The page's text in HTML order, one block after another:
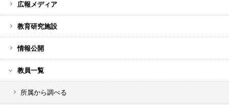
広報メディア
教育研究施設
情報公開
教員一覧
所属から調べる